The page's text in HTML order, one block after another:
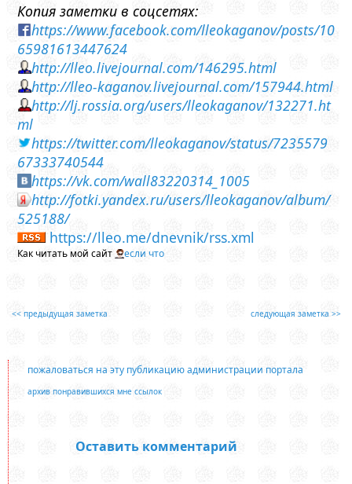
Копия заметки в соцсетях:
https://www.facebook.com/lleokaganov/posts/10
65981613447624
http://lleo.livejournal.com/146295.html
http://lleo-kaganov.livejournal.com/157944.html
http://lj.rossia.org/users/lleokaganov/132271.ht
ml
https://twitter.com/lleokaganov/status/7235579
67333740544
https://vk.com/wall83220314_1005
http://fotki.yandex.ru/users/lleokaganov/album/
525188/
https://lleo.me/dnevnik/rss.xml
Как читать мой сайт если что
<< предыдущая заметка следующая заметка >>
пожаловаться на эту публикацию администрации портала
архив понравившихся мне ссылок
Оставить комментарий